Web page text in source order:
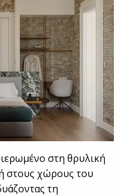
στη θρυλική
στους χώρους του
τη